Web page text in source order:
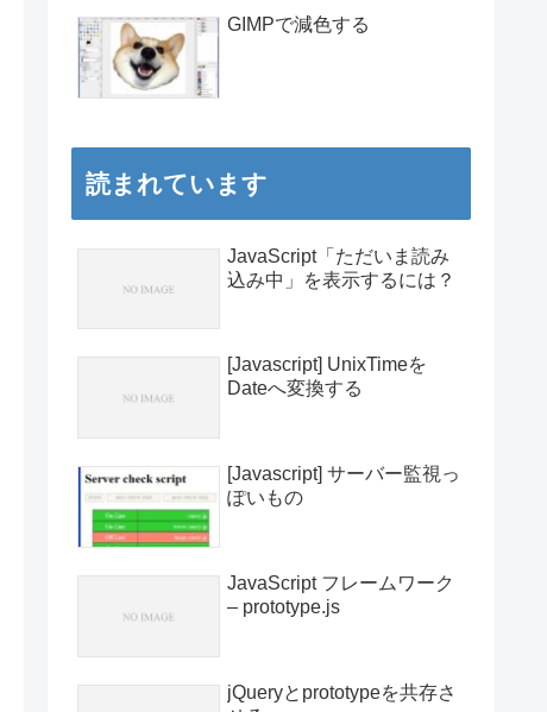
GIMPで減色する
読まれています
JavaScript「ただいま読み
込み中」を表示するには？
[Javascript] UnixTimeを
Dateへ変換する
[Javascript] サーバー監視っ
ぽいもの
JavaScript フレームワーク
– prototype.js
jQueryとprototypeを共存さ